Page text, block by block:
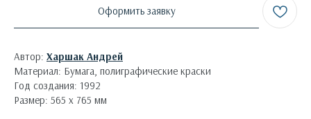
Оформить заявку
Автор: Харшак Андрей
Материал: Бумага, полиграфические краски
Год создания: 1992
Размер: 565 х 765 мм